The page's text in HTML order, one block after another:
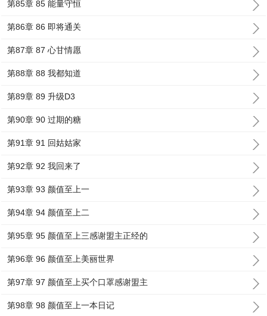
第85章 85 能量守恒
第86章 86 即将通关
第87章 87 心甘情愿
第88章 88 我都知道
第89章 89 升级D3
第90章 90 过期的糖
第91章 91 回姑姑家
第92章 92 我回来了
第93章 93 颜值至上一
第94章 94 颜值至上二
第95章 95 颜值至上三感谢盟主正经的
第96章 96 颜值至上美丽世界
第97章 97 颜值至上买个口罩感谢盟主
第98章 98 颜值至上一本日记